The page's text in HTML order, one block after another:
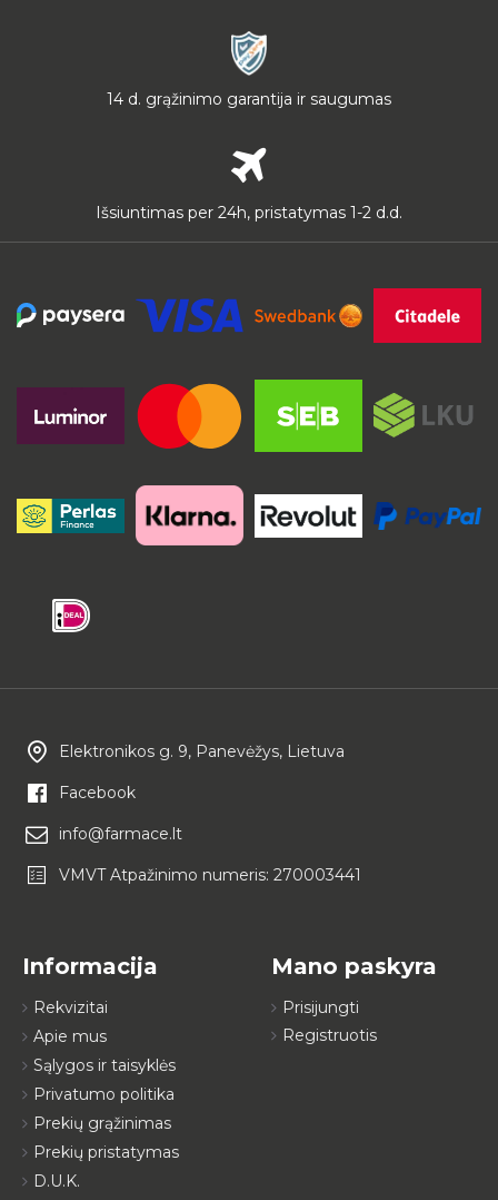
14 d. grąžinimo garantija ir saugumas
Išsiuntimas per 24h, pristatymas 1-2 d.d.
Elektronikos g. 9, Panevėžys, Lietuva
Facebook
info@farmace.lt
VMVT Atpažinimo numeris: 270003441
Informacija
Rekvizitai
Apie mus
Sąlygos ir taisyklės
Privatumo politika
Prekių grąžinimas
Prekių pristatymas
D.U.K.
Mano paskyra
Prisijungti
Registruotis